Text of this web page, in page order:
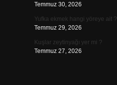
Temmuz 30, 2026
Yufka ekmek hangi yöreye ait ?
Temmuz 29, 2026
Kuşlar zeytinyağı yer mi ?
Temmuz 27, 2026